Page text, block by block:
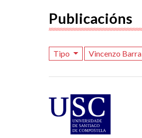
Publicacións
Tipo Vincenzo Barra